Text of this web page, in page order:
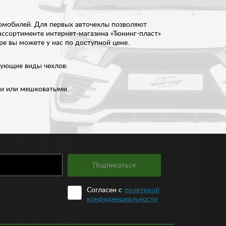
Для первых авточехлы позволяют
интернет-магазина «Тюнинг-пласт»
вы можете у нас по доступной цене.
виды чехлов:
или мешковатыми.
которые традиционно используются при
демократичными по стоимости, при этом,
превосходной прочностью.
Вместе с тем, изделия из винила
чехлы выпускаются в различной расцветке
так и подходящие под конкретные
высокой прочностью и износостойкостью. Купить
выборе, наши консультанты помогут вам
Подписаться
Согласен с политикой
конфиденциальности